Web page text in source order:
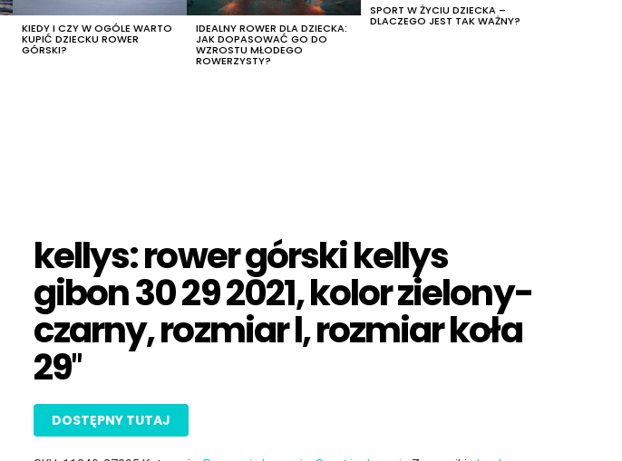
KIEDY I CZY W OGÓLE WARTO
KUPIĆ DZIECKU ROWER
GÓRSKI?
IDEALNY ROWER DLA DZIECKA:
JAK DOPASOWAĆ GO DO
WZROSTU MŁODEGO
ROWERZYSTY?
SPORT W ŻYCIU DZIECKA –
DLACZEGO JEST TAK WAŻNY?
kellys: rower górski kellys
gibon 30 29 2021, kolor zielony-
czarny, rozmiar l, rozmiar koła
29″
DOSTĘPNY TUTAJ